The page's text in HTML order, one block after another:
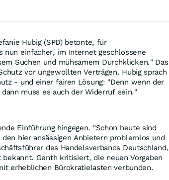
Hubig (SPD) betonte, für
nun einfacher, im Internet geschlossene
Suchen und mühsamem Durchklicken." Das
vor ungewollten Verträgen. Hubig sprach
- und einer fairen Lösung: "Denn wenn der
muss es auch der Widerruf sein."
Einführung hingegen. "Schon heute sind
hier ansässigen Anbietern problemlos und
des Handelsverbands Deutschland,
Genth kritisiert, die neuen Vorgaben
erheblichen Bürokratielasten verbunden.